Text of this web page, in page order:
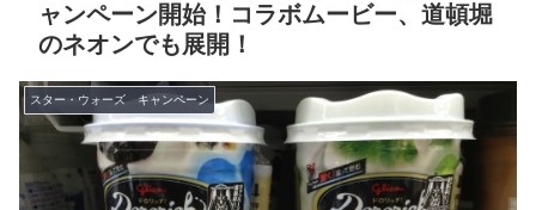
ャンペーン開始！コラボムービー、道頓堀
のネオンでも展開！
スター・ウォーズ キャンペーン